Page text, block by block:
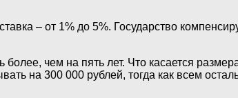
– от 1% до 5%. Государство
чем на пять лет. Что касается
на 300 000 рублей, тогда как всем